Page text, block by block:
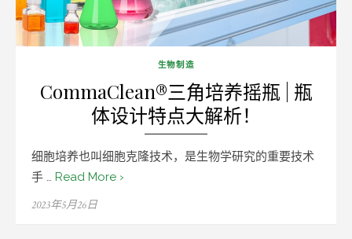
生物制造
CommaClean®三角培养摇瓶 | 瓶
体设计特点大解析！
细胞培养也叫细胞克隆技术，是生物学研究的重要技术
手 … Read More ›
Posted
2023年5月26日